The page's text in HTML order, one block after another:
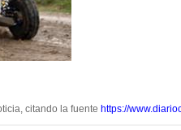
citando la fuente https://